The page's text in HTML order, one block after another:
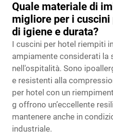
Quale materiale di
migliore per i
di igiene e durata?
I cuscini per hotel riempiti
ampiamente considerati la
nell'ospitalità. Sono
e resistenti alla
per hotel con un
g offrono un’eccellente
mantenere anche in
industriale.